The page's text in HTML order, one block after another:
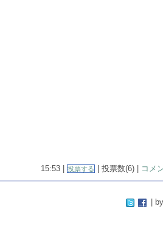
15:53 | 投票する | 投票数(6) | コメ
|